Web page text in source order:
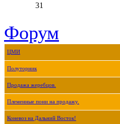
31
Форум
ЦМИ
Полуторник
Продажа жеребцов.
Племенные пони на продажу.
Коневоз на Дальний Восток!